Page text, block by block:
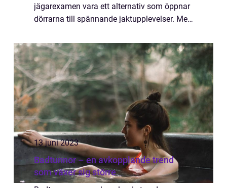
jägarexamen vara ett alternativ som öppnar
dörrarna till spännande jaktupplevelser. Med
13 juni 2023
Badtunnor – en avkopplande trend
som växer sig större